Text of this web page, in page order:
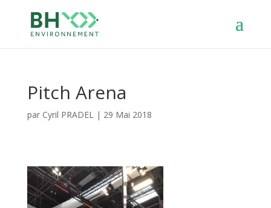
Pitch Arena
par Cyril PRADEL| 29 Mai 2018